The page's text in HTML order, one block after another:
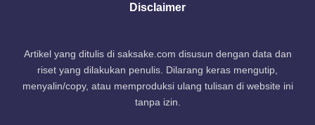
Disclaimer
Artikel yang ditulis di saksake.com disusun dengan data dan
riset yang dilakukan penulis. Dilarang keras mengutip,
menyalin/copy, atau memproduksi ulang tulisan di website ini
tanpa izin.